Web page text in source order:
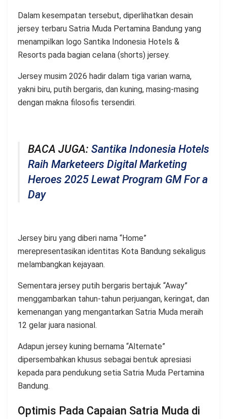
Dalam kesempatan tersebut, diperlihatkan desain
jersey terbaru Satria Muda Pertamina Bandung yang
menampilkan logo Santika Indonesia Hotels &
Resorts pada bagian celana (shorts) jersey.
Jersey musim 2026 hadir dalam tiga varian warna,
yakni biru, putih bergaris, dan kuning, masing-masing
dengan makna filosofis tersendiri.
BACA JUGA: Santika Indonesia Hotels
Raih Marketeers Digital Marketing
Heroes 2025 Lewat Program GM For a
Day
Jersey biru yang diberi nama “Home”
merepresentasikan identitas Kota Bandung sekaligus
melambangkan kejayaan.
Sementara jersey putih bergaris bertajuk “Away”
menggambarkan tahun-tahun perjuangan, keringat, dan
kemenangan yang mengantarkan Satria Muda meraih
12 gelar juara nasional.
Adapun jersey kuning bernama “Alternate”
dipersembahkan khusus sebagai bentuk apresiasi
kepada para pendukung setia Satria Muda Pertamina
Bandung.
Optimis Pada Capaian Satria Muda di